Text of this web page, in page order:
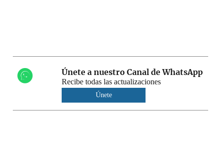
Únete a nuestro Canal de WhatsApp
Recibe todas las actualizaciones
Únete